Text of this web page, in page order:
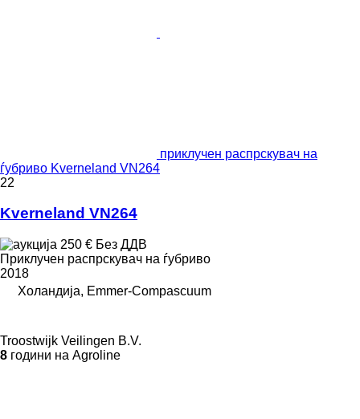
приклучен распрскувач на
ѓубриво Kverneland VN264
22
Kverneland VN264
250 € Без ДДВ
Приклучен распрскувач на ѓубриво
2018
Холандија, Emmer-Compascuum
Troostwijk Veilingen B.V.
8 години на Agroline